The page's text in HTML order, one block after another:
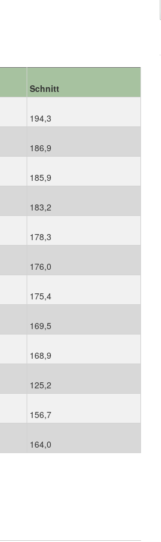
Schnitt
194,3
186,9
185,9
183,2
178,3
176,0
175,4
169,5
168,9
125,2
156,7
164,0